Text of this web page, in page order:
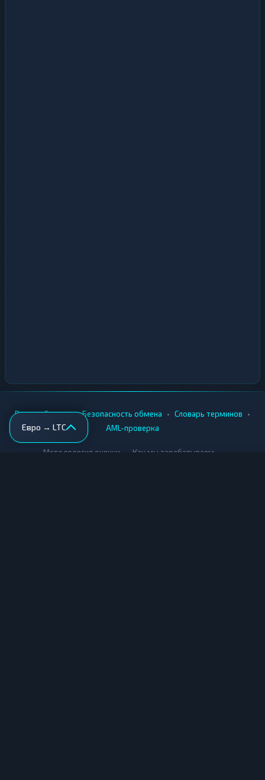
Евро → LTC
Вики • Города • Безопасность обмена • Словарь терминов •
AML-проверка
Методология оценки Как мы зарабатываем